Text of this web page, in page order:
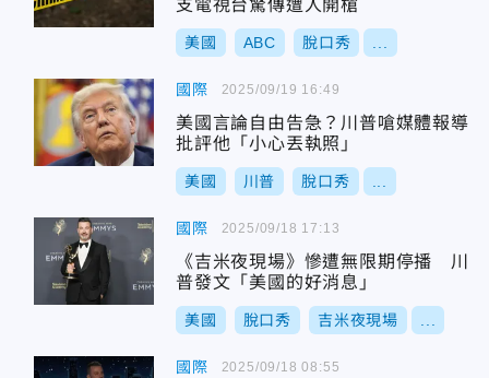
支電視台驚傳遭人開槍
美國 ABC 脫口秀
國際
美國言論自由告急？川普嗆媒體報導
批評他「小心丟執照」
美國 川普 脫口秀
2025/09/19 16:49
國際
《吉米夜現場》慘遭無限期停播 川
普發文「美國的好消息」
美國 脫口秀 吉米夜現場
2025/09/18 17:13
國際 2025/09/18 08:55